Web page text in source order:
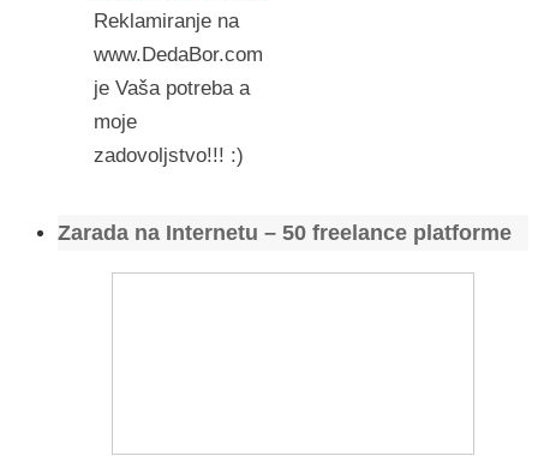
Reklamiranje na
www.DedaBor.com
je Vaša potreba a
moje
zadovoljstvo!!! :)
Zarada na Internetu – 50 freelance platforme